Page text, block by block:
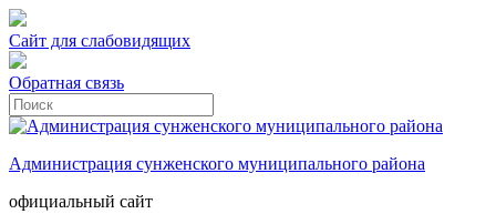
Сайт для слабовидящих
Обратная связь
Администрация сунженского муниципального района
официальный сайт